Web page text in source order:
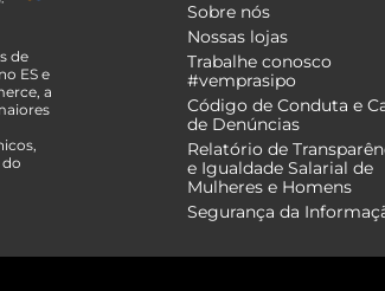
de
ES e
a
Sobre nós
Nossas lojas
Trabalhe conosco
#vemprasipo
Código de Conduta e
de Denúncias
Relatório de
e Igualdade Salarial de
Mulheres e Homens
Segurança da